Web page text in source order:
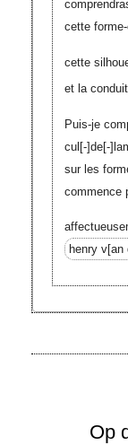
cette
cette
et la conduit
Puis-je
cul[-]de[-]
sur les
commence
henry v[an
Op